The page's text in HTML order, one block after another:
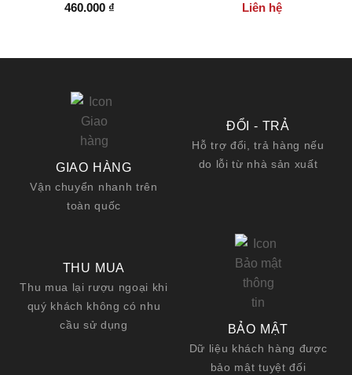
460.000 ₫ Liên hệ
GIAO HÀNG
Vận chuyển nhanh trên
toàn quốc
ĐỔI - TRẢ
Hỗ trợ đổi, trả hàng nếu
do lỗi từ nhà sản xuất
THU MUA
Thu mua lại rượu ngoại khi
quý khách không có nhu
cầu sử dụng
BẢO MẬT
Dữ liệu khách hàng được
bảo mật tuyệt đối